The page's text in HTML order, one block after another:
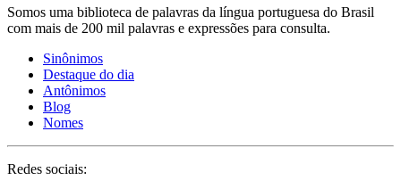
Somos uma biblioteca de palavras da língua portuguesa do Brasil
com mais de 200 mil palavras e expressões para consulta.
Sinônimos
Destaque do dia
Antônimos
Blog
Nomes
Redes sociais: